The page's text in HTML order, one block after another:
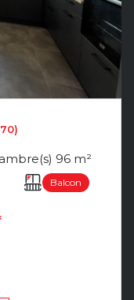
Appartement 4 pièce(s) 3 chambre(s) 96 m²
Balcon